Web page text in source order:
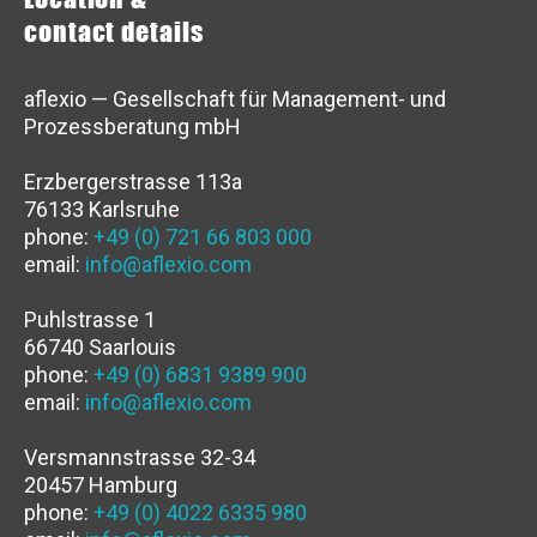
contact details
aflexio — Gesellschaft für Management- und
Prozessberatung mbH
Erzbergerstrasse 113a
76133 Karlsruhe
phone: +49 (0) 721 66 803 000
email: info@aflexio.com
Puhlstrasse 1
66740 Saarlouis
phone: +49 (0) 6831 9389 900
email: info@aflexio.com
Versmannstrasse 32-34
20457 Hamburg
phone: +49 (0) 4022 6335 980